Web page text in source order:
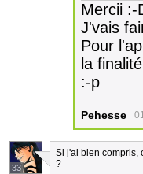
Mercii :-
J'vais
Pour
la
:-p
Pehesse
33
Si j'ai bien compris,
?